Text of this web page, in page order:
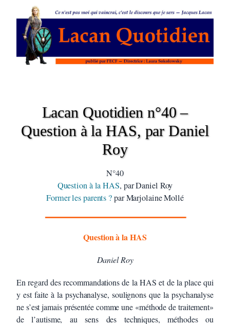
Lacan Quotidien n°40 –
Question à la HAS, par Daniel
Roy
N°40
Question à la HAS, par Daniel Roy
Former les parents ?par Marjolaine Mollé
Question à la HAS
Daniel Roy
En regard des recommandations de la HAS et de la place qui
y est faite à la psychanalyse, soulignons que la psychanalyse
ne s’est jamais présentée comme une «méthode de traitement»
de l’autisme, au sens des techniques, méthodes ou